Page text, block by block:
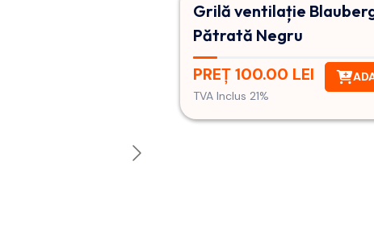
Grilă ventilație
Pătrată Negru
PREȚ 100.00 LEI
TVA Inclus 21%